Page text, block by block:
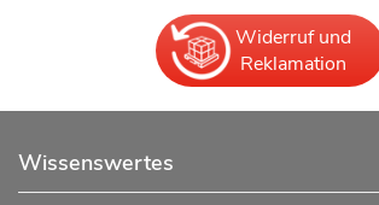
Widerruf und
Reklamation
Wissenswertes